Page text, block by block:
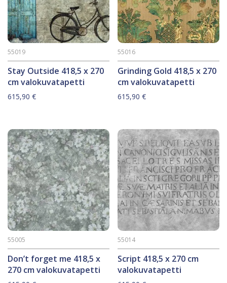
Stay Outside 418,5 x 270
cm valokuvatapetti
55019
615,90 €
Grinding Gold 418,5 x 270
cm valokuvatapetti
55016
615,90€
Don’t forget me 418,5 x
270 cm valokuvatapetti
55005
Script 418,5 x 270 cm
valokuvatapetti
55014